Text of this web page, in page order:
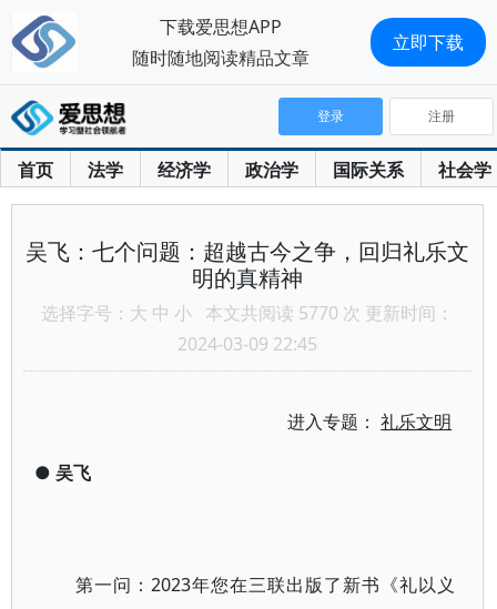
首页 法学 经济学 政治学 国际关系 社会学
登录 注册
吴飞：七个问题：超越古今之争，回归礼乐文
明的真精神
选择字号： 大 中 小 本文共阅读 5770 次 更新时间：
2024-03-09 22:45
进入专题：礼乐文明
● 吴飞
第一问：2023年您在三联出版了新书《礼以义
下载爱思想APP
随时随地阅读精品文章
立即下载